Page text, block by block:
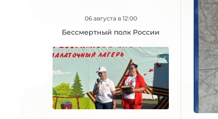
06 августа в 12:00
Бессмертный полк России